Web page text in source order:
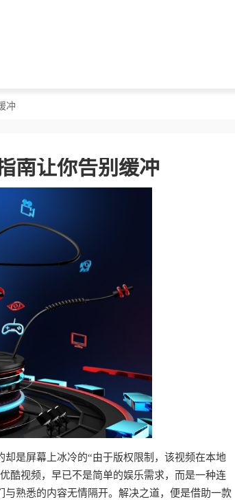
冲
南让你告别缓冲
是屏幕上冰冷的“由于版权限制，该视频在本地
酷视频，早已不是简单的娱乐需求，而是一种连
熟悉的内容无情隔开。解决之道，便是借助一款